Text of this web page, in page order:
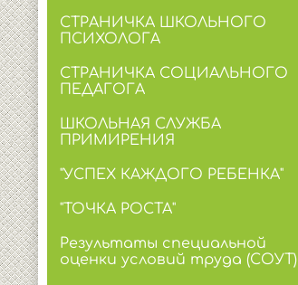
СТРАНИЧКА ШКОЛЬНОГО
ПСИХОЛОГА
СТРАНИЧКА СОЦИАЛЬНОГО
ПЕДАГОГА
ШКОЛЬНАЯ СЛУЖБА
ПРИМИРЕНИЯ
"УСПЕХ КАЖДОГО РЕБЕНКА"
"ТОЧКА РОСТА"
Результаты специальной
оценки условий труда (СОУТ)